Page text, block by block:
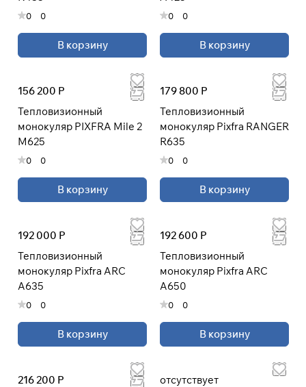
0 0
В корзину
0 0
В корзину
156 200 Р
Тепловизионный
монокуляр PIXFRA Mile 2
М625
0 0
В корзину
179 800 Р
Тепловизионный
монокуляр Pixfra RANGER
R635
0 0
В корзину
192 000 Р
Тепловизионный
монокуляр Pixfra ARC
A635
0 0
В корзину
192 600 Р
Тепловизионный
монокуляр Pixfra ARC
A650
0 0
В корзину
216 200 Р
отсутствует
раз в 2 недели